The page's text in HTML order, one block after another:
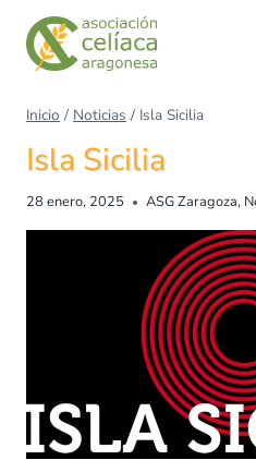
Inicio / Noticias / Isla Sicilia
Isla Sicilia
28 enero, 2025 ASG Zaragoza,